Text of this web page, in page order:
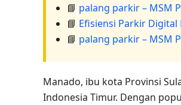
📘 palang parkir – MSM
📘 Efisiensi Parkir Digital
📘 palang parkir – MSM
Manado, ibu kota Provinsi
Indonesia Timur. Dengan